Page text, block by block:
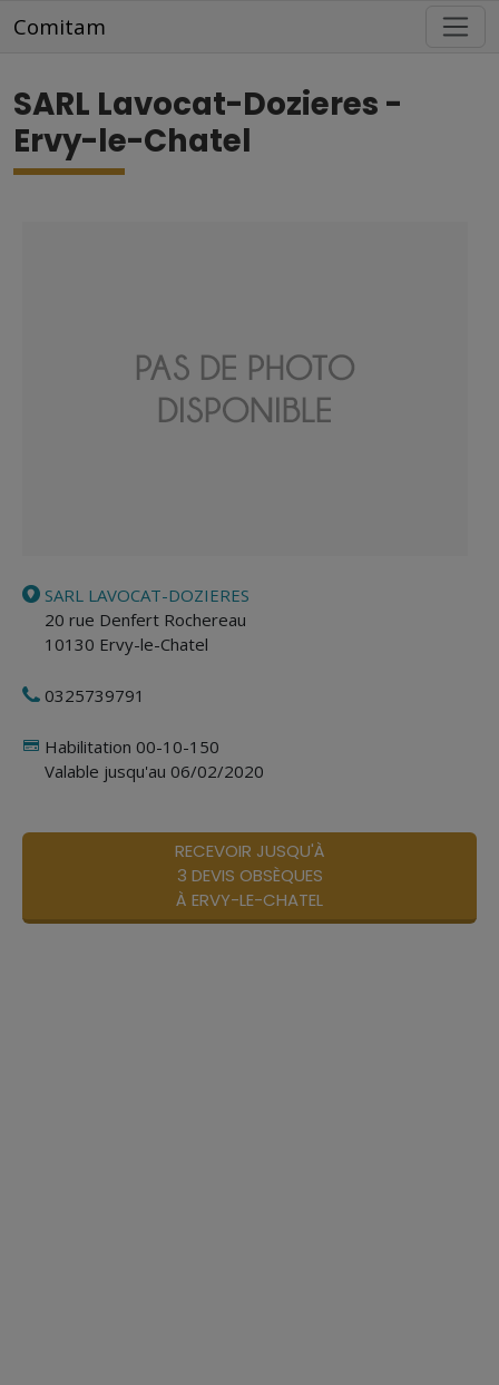
Comitam
SARL Lavocat-Dozieres -
Ervy-le-Chatel
SARL LAVOCAT-DOZIERES
20 rue Denfert Rochereau
10130 Ervy-le-Chatel
0325739791
Habilitation 00-10-150
Valable jusqu'au 06/02/2020
RECEVOIR JUSQU'À
3 DEVIS OBSÈQUES
À ERVY-LE-CHATEL